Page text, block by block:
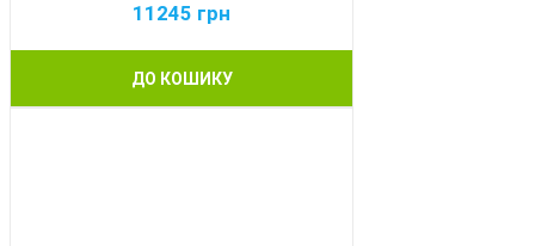
11245 грн
ДО КОШИКУ